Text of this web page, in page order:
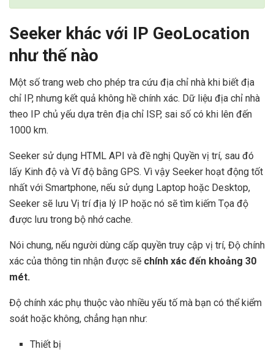
Seeker khác với IP GeoLocation
như thế nào
Một số trang web cho phép tra cứu địa chỉ nhà khi biết địa
chỉ IP, nhưng kết quả không hề chính xác. Dữ liệu địa chỉ nhà
theo IP chủ yếu dựa trên địa chỉ ISP, sai số có khi lên đến
1000 km.
Seeker sử dụng HTML API và đề nghị Quyền vị trí, sau đó
lấy Kinh độ và Vĩ độ bằng GPS. Vì vậy Seeker hoạt động tốt
nhất với Smartphone, nếu sử dụng Laptop hoặc Desktop,
Seeker sẽ lưu Vị trí địa lý IP hoặc nó sẽ tìm kiếm Tọa độ
được lưu trong bộ nhớ cache.
Nói chung, nếu người dùng cấp quyền truy cập vị trí, Độ chính
xác của thông tin nhận được sẽ chính xác đến khoảng 30
mét.
Độ chính xác phụ thuộc vào nhiều yếu tố mà bạn có thể kiểm
soát hoặc không, chẳng hạn như:
Thiết bị